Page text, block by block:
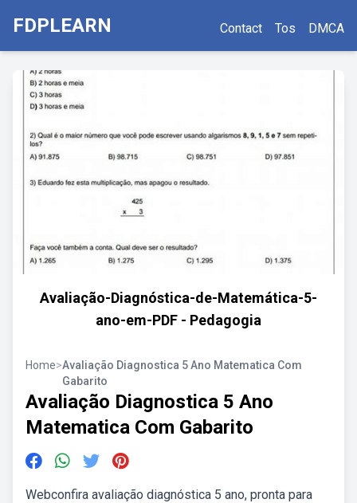
FDPLEARN Contact Tos DMCA
Avaliação-Diagnóstica-de-Matemática-5-
ano-em-PDF - Pedagogia
Home>Avaliação Diagnostica 5 Ano Matematica Com
Gabarito
Avaliação Diagnostica 5 Ano
Matematica Com Gabarito
Webconfira avaliação diagnóstica 5 ano, pronta para